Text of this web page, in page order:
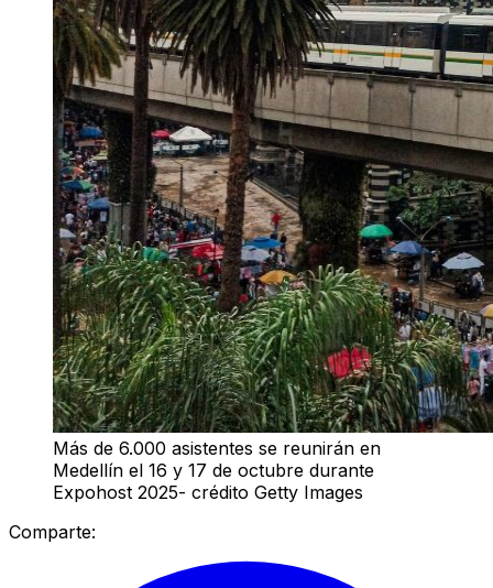
Más de 6.000 asistentes se reunirán en
Medellín el 16 y 17 de octubre durante
Expohost 2025- crédito Getty Images
Comparte: